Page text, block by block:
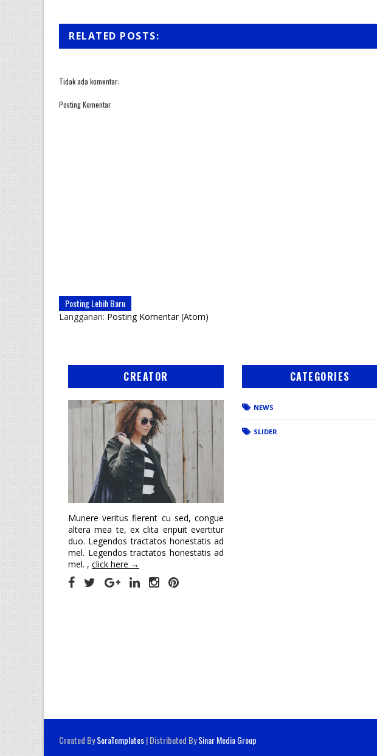
RELATED POSTS:
Tidak ada komentar:
Posting Komentar
Posting Lebih Baru
Langganan: Posting Komentar (Atom)
CREATOR
Munere veritus fierent cu sed, congue
altera mea te, ex clita eripuit evertitur
duo. Legendos tractatos honestatis ad
mel. Legendos tractatos honestatis ad
mel. , click here →
CATEGORIES
NEWS
SLIDER
Created BySoraTemplates| Distributed BySinar Media Group